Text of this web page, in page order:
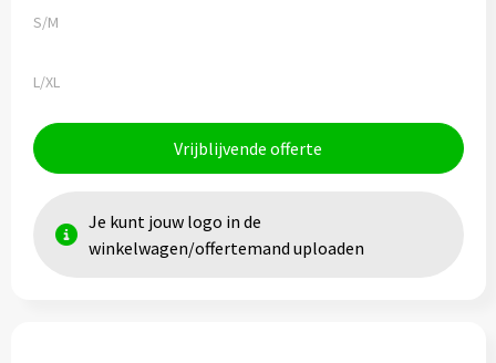
S/M
L/XL
Vrijblijvende offerte
Je kunt jouw logo in de
winkelwagen/offertemand uploaden